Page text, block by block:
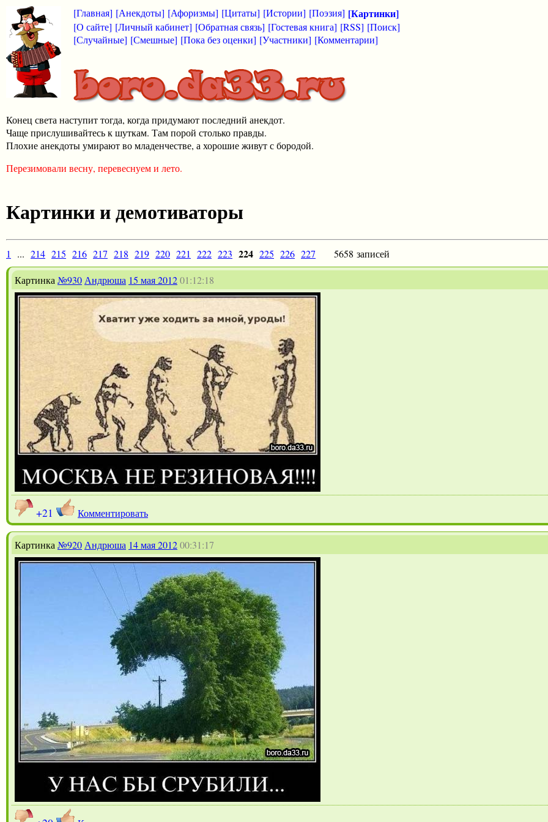
[Главная] [Анекдоты] [Афоризмы] [Цитаты] [Истории] [Поэзия] [Картинки]
[О сайте] [Личный кабинет] [Обратная связь] [Гостевая книга] [RSS] [Поиск]
[Случайные] [Смешные] [Пока без оценки] [Участники] [Комментарии]
Конец света наступит тогда, когда придумают последний анекдот.
Чаще прислушивайтесь к шуткам. Там порой столько правды.
Плохие анекдоты умирают во младенчестве, а хорошие живут с бородой.
Перезимовали весну, перевеснуем и лето.
Картинки и демотиваторы
1 ... 214 215 216 217 218 219 220 221 222 223 224 225 226 227 5658 записей
Картинка №930 Андрюша 15 мая 201201:12:18
+21 Комментировать
Картинка №920 Андрюша 14 мая 201200:31:17